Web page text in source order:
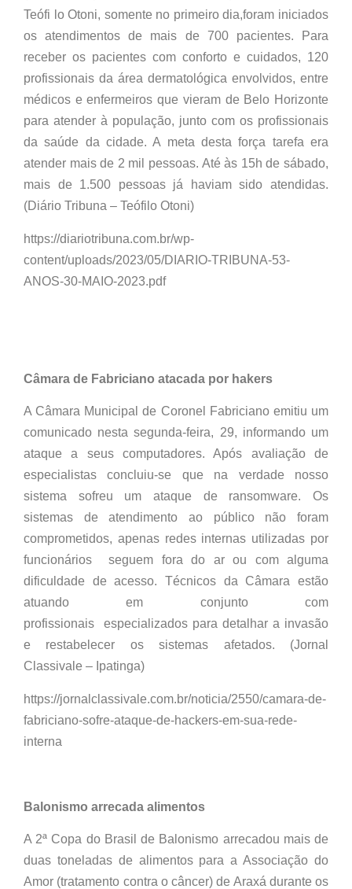
Teófi lo Otoni, somente no primeiro dia,foram iniciados
os atendimentos de mais de 700 pacientes. Para
receber os pacientes com conforto e cuidados, 120
profissionais da área dermatológica envolvidos, entre
médicos e enfermeiros que vieram de Belo Horizonte
para atender à população, junto com os profissionais
da saúde da cidade. A meta desta força tarefa era
atender mais de 2 mil pessoas. Até às 15h de sábado,
mais de 1.500 pessoas já haviam sido atendidas.
(Diário Tribuna – Teófilo Otoni)
https://diariotribuna.com.br/wp-
content/uploads/2023/05/DIARIO-TRIBUNA-53-
ANOS-30-MAIO-2023.pdf
Câmara de Fabriciano atacada por hakers
A Câmara Municipal de Coronel Fabriciano emitiu um
comunicado nesta segunda-feira, 29, informando um
ataque a seus computadores. Após avaliação de
especialistas concluiu-se que na verdade nosso
sistema sofreu um ataque de ransomware. Os
sistemas de atendimento ao público não foram
comprometidos, apenas redes internas utilizadas por
funcionários seguem fora do ar ou com alguma
dificuldade de acesso. Técnicos da Câmara estão
atuando em conjunto com
profissionais especializados para detalhar a invasão
e restabelecer os sistemas afetados. (Jornal
Classivale – Ipatinga)
https://jornalclassivale.com.br/noticia/2550/camara-de-
fabriciano-sofre-ataque-de-hackers-em-sua-rede-
interna
Balonismo arrecada alimentos
A 2ª Copa do Brasil de Balonismo arrecadou mais de
duas toneladas de alimentos para a Associação do
Amor (tratamento contra o câncer) de Araxá durante os